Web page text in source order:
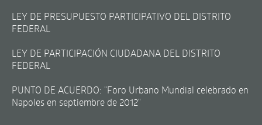
LEY DE PRESUPUESTO PARTICIPATIVO DEL DISTRITO
FEDERAL
LEY DE PARTICIPACIÓN CIUDADANA DEL DISTRITO
FEDERAL
PUNTO DE ACUERDO: "Foro Urbano Mundial celebrado en
Napoles en septiembre de 2012"